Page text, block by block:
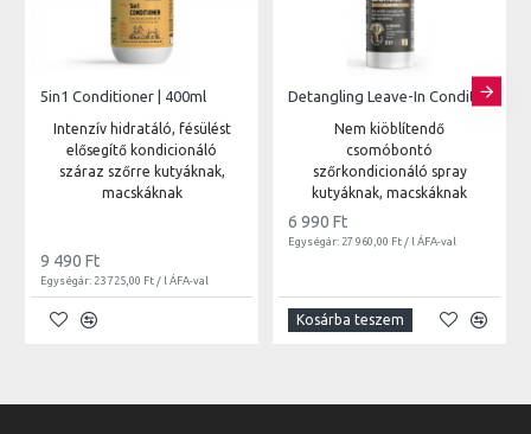
5in1 Conditioner | 400ml
Intenzív hidratáló, fésülést
elősegítő kondicionáló
száraz szőrre kutyáknak,
macskáknak
9 490 Ft
Egységár: 23 725,00 Ft / l ÁFA-val
Detangling Leave-In Conditioner Spray | 250ml
Nem kiöblítendő
csomóbontó
szőrkondicionáló spray
kutyáknak, macskáknak
6 990 Ft
Egységár: 27 960,00 Ft / l ÁFA-val
Kosárba teszem